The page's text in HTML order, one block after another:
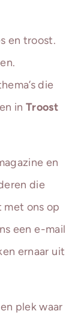
en troost.
die
in Troost
en
die
ons op
een e-mail
ernaar uit
plek waar